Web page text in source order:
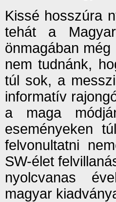
Kissé hosszúra
tehát a
önmagában
nem tudnánk,
túl sok, a
informatív
a maga
eseményeken
felvonultatni
SW-élet
nyolcvanas
magyar